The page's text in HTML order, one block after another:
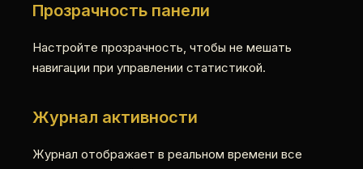
Прозрачность панели
Настройте прозрачность, чтобы не мешать
навигации при управлении статистикой.
Журнал активности
Журнал отображает в реальном времени все